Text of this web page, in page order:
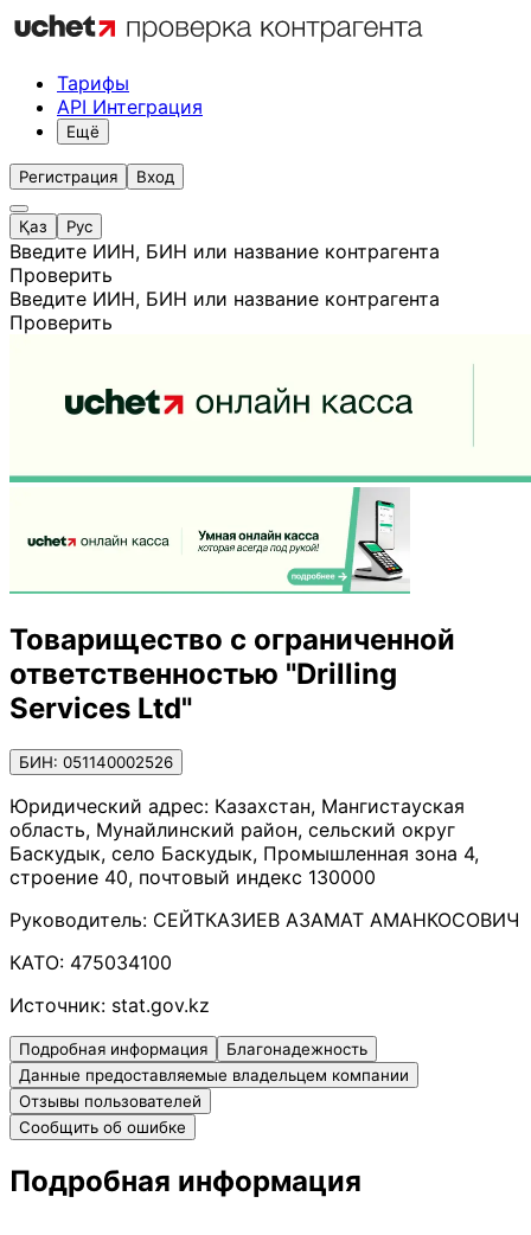
Тарифы
API Интеграция
Ещё
Регистрация Вход
Қаз Рус
Введите ИИН, БИН или название контрагента
Проверить
Введите ИИН, БИН или название контрагента
Проверить
Товарищество с ограниченной
ответственностью "Drilling
Services Ltd"
БИН: 051140002526
Юридический адрес: Казахстан, Мангистауская
область, Мунайлинский район, сельский округ
Баскудык, село Баскудык, Промышленная зона 4,
строение 40, почтовый индекс 130000
Руководитель: СЕЙТКАЗИЕВ АЗАМАТ АМАНКОСОВИЧ
КАТО: 475034100
Источник: stat.gov.kz
Подробная информация
Благонадежность
Данные предоставляемые владельцем компании
Отзывы пользователей
Сообщить об ошибке
Подробная информация